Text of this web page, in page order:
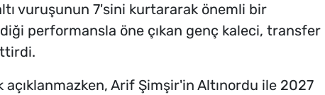
vuruşunun 7'sini kurtararak önemli bir
performansla öne çıkan genç kaleci, transfer
Arif Şimşir'in Altınordu ile 2027